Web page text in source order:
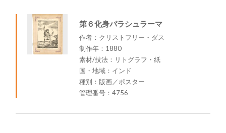
第６化身パラシュラーマ
作者：クリストフリー・ダス
制作年：1880
素材/技法：リトグラフ・紙
国・地域：インド
種別：版画／ポスター
管理番号：4756